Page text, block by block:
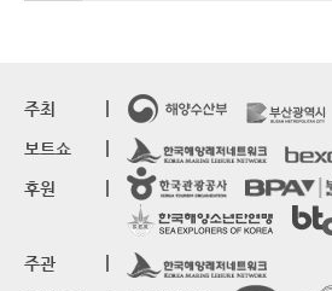
주최
보트쇼
후원
주관